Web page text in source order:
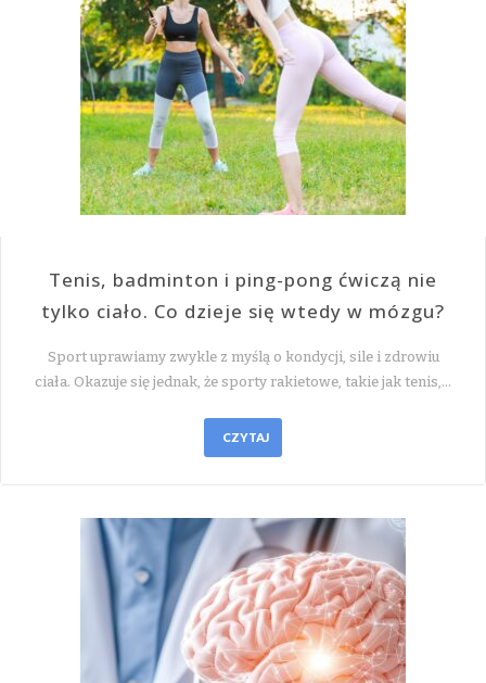
Tenis, badminton i ping-pong ćwiczą nie
tylko ciało. Co dzieje się wtedy w mózgu?
Sport uprawiamy zwykle z myślą o kondycji, sile i zdrowiu
ciała. Okazuje się jednak, że sporty rakietowe, takie jak tenis,…
CZYTAJ